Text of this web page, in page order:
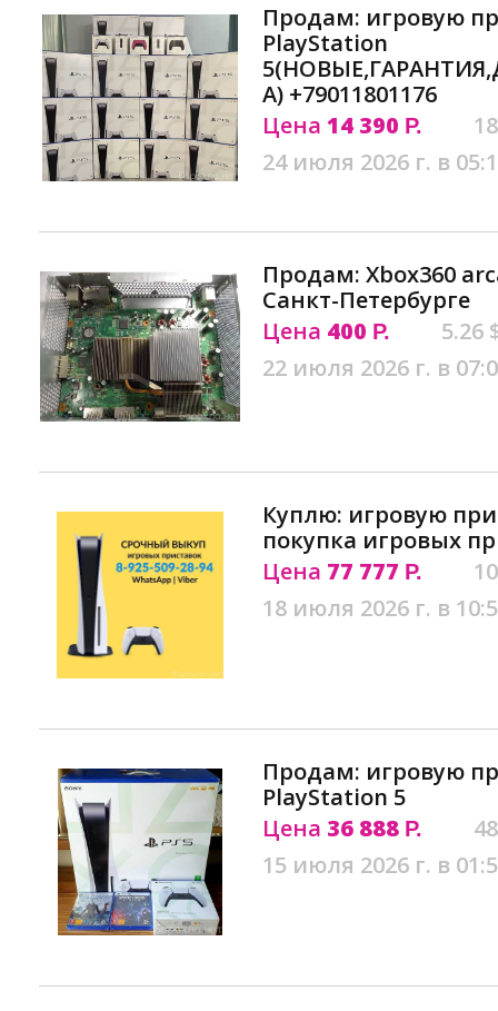
Продам: игровую
PlayStation
А) +79011801176
Цена 14 390 Р.
24 июля 2026 г. в
Продам: Xbox360
Санкт-Петербурге
Цена 400 Р.
5.26
22 июля 2026 г. в
Куплю: игровую
покупка игровых
Цена 77 777 Р.
18 июля 2026 г. в
Продам: игровую
PlayStation 5
Цена 36 888 Р.
15 июля 2026 г. в